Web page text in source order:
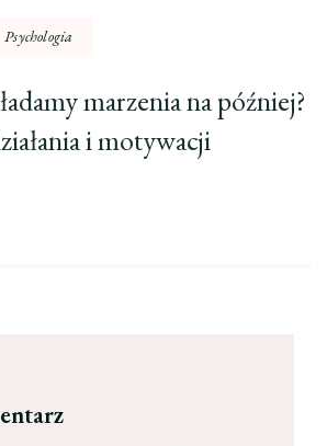
Psychologia
marzenia na później?
i motywacji